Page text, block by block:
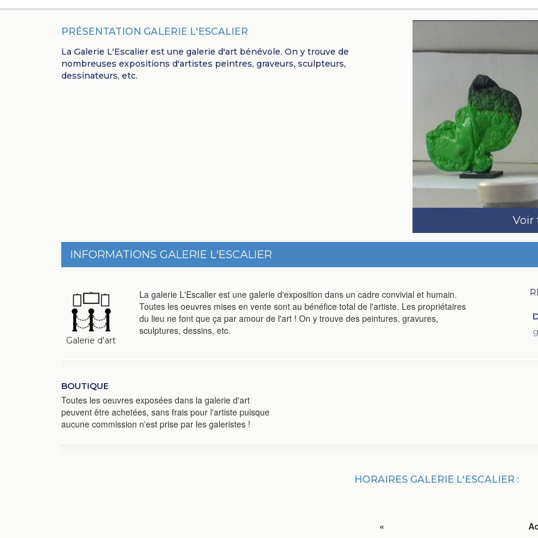
PRÉSENTATION GALERIE L'ESCALIER
La Galerie L'Escalier est une galerie d'art bénévole. On y trouve de
nombreuses expositions d'artistes peintres, graveurs, sculpteurs,
dessinateurs, etc.
Voir
INFORMATIONS GALERIE L'ESCALIER
Galerie d'art
La galerie L'Escalier est une galerie d'exposition dans un cadre convivial et humain.
Toutes les oeuvres mises en vente sont au bénéfice total de l'artiste. Les propriétaires
du lieu ne font que ça par amour de l'art ! On y trouve des peintures, gravures,
sculptures, dessins, etc.
BOUTIQUE
Toutes les oeuvres exposées dans la galerie d'art
peuvent être achetées, sans frais pour l'artiste puisque
aucune commission n'est prise par les galeristes !
HORAIRES GALERIE L'ESCALIER :
«